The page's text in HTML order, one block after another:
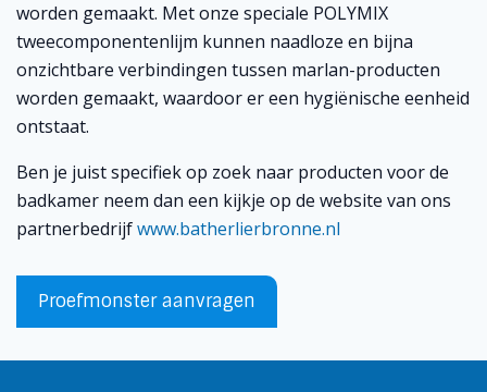
worden gemaakt. Met onze speciale POLYMIX
tweecomponentenlijm kunnen naadloze en bijna
onzichtbare verbindingen tussen marlan-producten
worden gemaakt, waardoor er een hygiënische eenheid
ontstaat.
Ben je juist specifiek op zoek naar producten voor de
badkamer neem dan een kijkje op de website van ons
partnerbedrijfwww.batherlierbronne.nl
Proefmonster aanvragen